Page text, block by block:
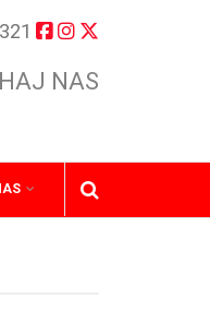
NAS